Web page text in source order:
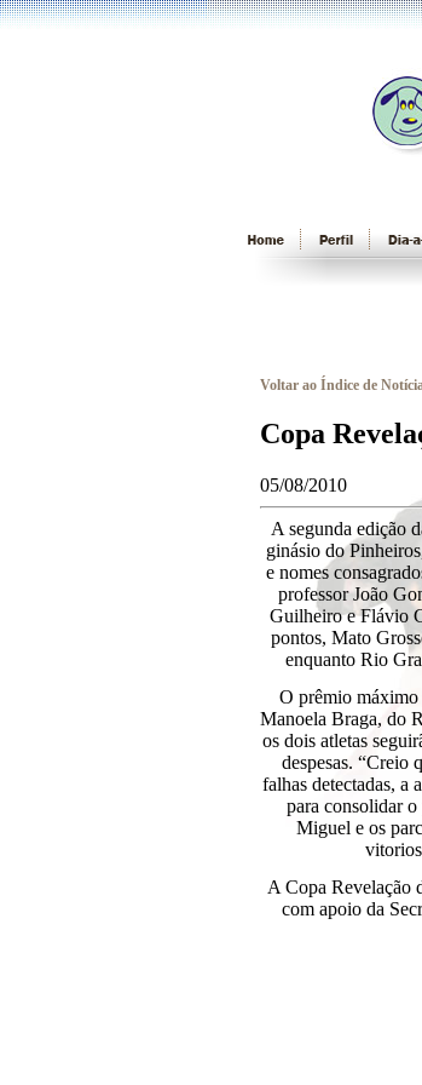
Voltar ao Índice de
Copa
05/08/2010
A segunda edição
ginásio do
e nomes
professor João
Guilheiro e Flávio
pontos, Mato
enquanto Rio
O prêmio máximo
Manoela Braga, do
os dois atletas
despesas. “Creio
falhas detectadas, a
para consolidar
Miguel e os
A Copa Revelação
com apoio da